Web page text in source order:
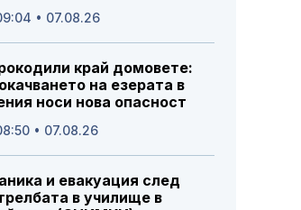
• 07.08.26
край домовете:
на езерата в
носи нова опасност
• 07.08.26
и евакуация след
в училище в